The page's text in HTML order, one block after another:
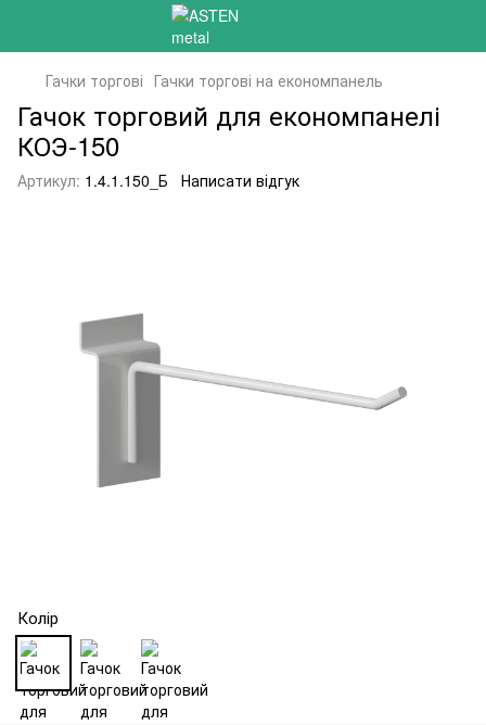
Гачки торгові Гачки торгові на економпанель
Гачок торговий для економпанелі
КОЭ-150
Артикул: 1.4.1.150_Б Написати відгук
Колір